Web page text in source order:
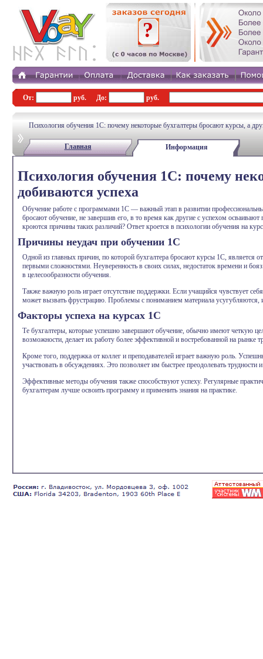
?
От: руб. До: руб.
Психология обучения 1С: почему некоторые бухгалтеры бросают курсы, а
Главная Информация
Психология обучения 1С: почему
добиваются успеха
Обучение работе с программами 1С — важный этап в развитии
бросают обучение, не завершив его, в то время как другие с успехом
кроются причины таких различий? Ответ кроется в психологии обучения на
Причины неудач при обучении 1С
Одной из главных причин, по которой бухгалтера бросают курсы 1С, является
первыми сложностями. Неуверенность в своих силах, недостаток времени и
в целесообразности обучения.
Также важную роль играет отсутствие поддержки. Если учащийся чувствует
может вызвать фрустрацию. Проблемы с пониманием материала усугубляются,
Факторы успеха на курсах 1С
Те бухгалтеры, которые успешно завершают обучение, обычно имеют четкую
возможности, делает их работу более эффективной и востребованной на рынке
Кроме того, поддержка от коллег и преподавателей играет важную роль.
участвовать в обсуждениях. Это позволяет им быстрее преодолевать трудности
Эффективные методы обучения также способствуют успеху. Регулярные
бухгалтерам лучше освоить программу и применить знания на практике.